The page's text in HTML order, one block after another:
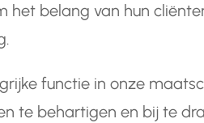
het belang van hun
functie in onze
te behartigen en bij te